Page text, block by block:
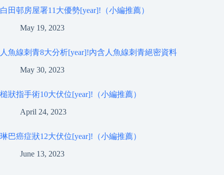
白田邨房屋署11大優勢[year]!（小編推薦）
May 19, 2023
人魚線刺青8大分析[year]!內含人魚線刺青絕密資料
May 30, 2023
槌狀指手術10大伏位[year]!（小編推薦）
April 24, 2023
琳巴癌症狀12大伏位[year]!（小編推薦）
June 13, 2023